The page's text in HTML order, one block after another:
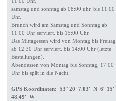
11:00 Uhr.
samstag und sonntag ab 08:00 uhr. bis 11:00
Uhr.
Brunch wird am Samstag und Sonntag ab
11:00 Uhr serviert. bis 15:00 Uhr.
Das Mittagessen wird von Montag bis Freitag
ab 12:30 Uhr serviert. bis 14:00 Uhr (letzte
Bestellungen).
Abendessen von Montag bis Sonntag, 17:00
Uhr bis spät in die Nacht.
GPS Koordinaten: 53° 20' 7.03'' N 6° 15'
48.49'' W